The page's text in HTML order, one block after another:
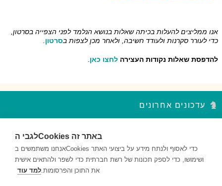
אנו ממליצים להעלות בכיתה שאלות בנושא הנלמד לפני הצפייה בסרטון,
כדי לעורר סקרנות ולעודד חשיבה, ולאחר מכן לצפות בסרטון
להדפסת שאלות נקודות העצירה לחצו כאן
עדכונים אחרונים
השאלות במקבץ נקודות העצירה מעודדות למידה ברמות חשיבה שונות...
סדר פסח – נקודות עצירה מקבץ 1
השאלות במקבץ נקודות העצירה מעודדות למידה ברמות חשיבה שונות...
לגבי הCookies באתר זה
אנחנו משתמשים בCookies כדי לאסוף ולנתח מידע על ביצועי האתר
ושימושו, כדי לספק תכונות של רשת חברתית כדי לשפר ולהתאים אישית
את התוכן והפרסומות.למד עוד